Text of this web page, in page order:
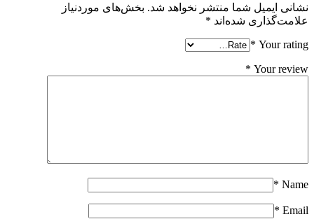
نشانی ایمیل شما منتشر نخواهد شد. بخش‌های موردنیاز
علامت‌گذاری شده‌اند *
Your rating
*
Your review
*
Name
*
Email
*